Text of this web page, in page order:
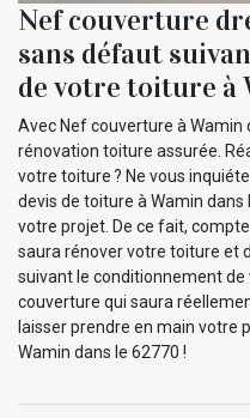
Nef couverture
sans défaut
de votre toiture à
Avec Nef couverture à Wamin
rénovation toiture assurée.
votre toiture ? Ne vous
devis de toiture à Wamin
votre projet. De ce fait,
saura rénover votre toiture et
suivant le conditionnement
couverture qui saura
laisser prendre en main votre
Wamin dans le 62770 !